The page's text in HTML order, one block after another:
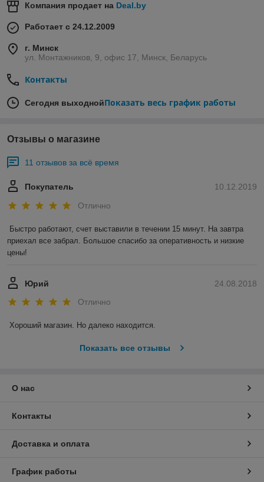
Компания продает на Deal.by
Работает с 24.12.2009
г. Минск
ул. Монтажников, 9, офис 17, Минск, Беларусь
Контакты
Сегодня выходнойПоказать весь график работы
Отзывы о магазине
11 отзывов за всё время
10.12.2019
Покупатель
Отлично
Быстро работают, счет выставили в течении 15 минут. На завтра
приехал все забрал. Большое спасибо за оперативность и низкие
цены!
24.08.2018
Юрий
Отлично
Хороший магазин. Но далеко находится.
Показать все отзывы
О нас
Контакты
Доставка и оплата
График работы